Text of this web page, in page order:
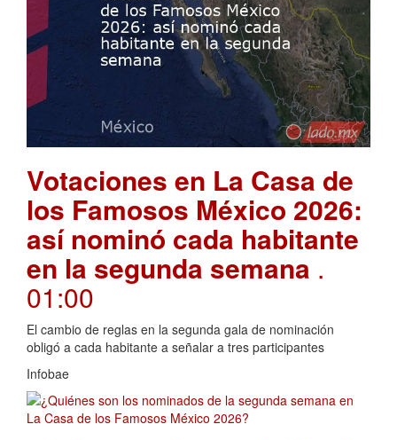
Votaciones en La Casa de
los Famosos México 2026:
así nominó cada habitante
en la segunda semana .
01:00
El cambio de reglas en la segunda gala de nominación
obligó a cada habitante a señalar a tres participantes
Infobae